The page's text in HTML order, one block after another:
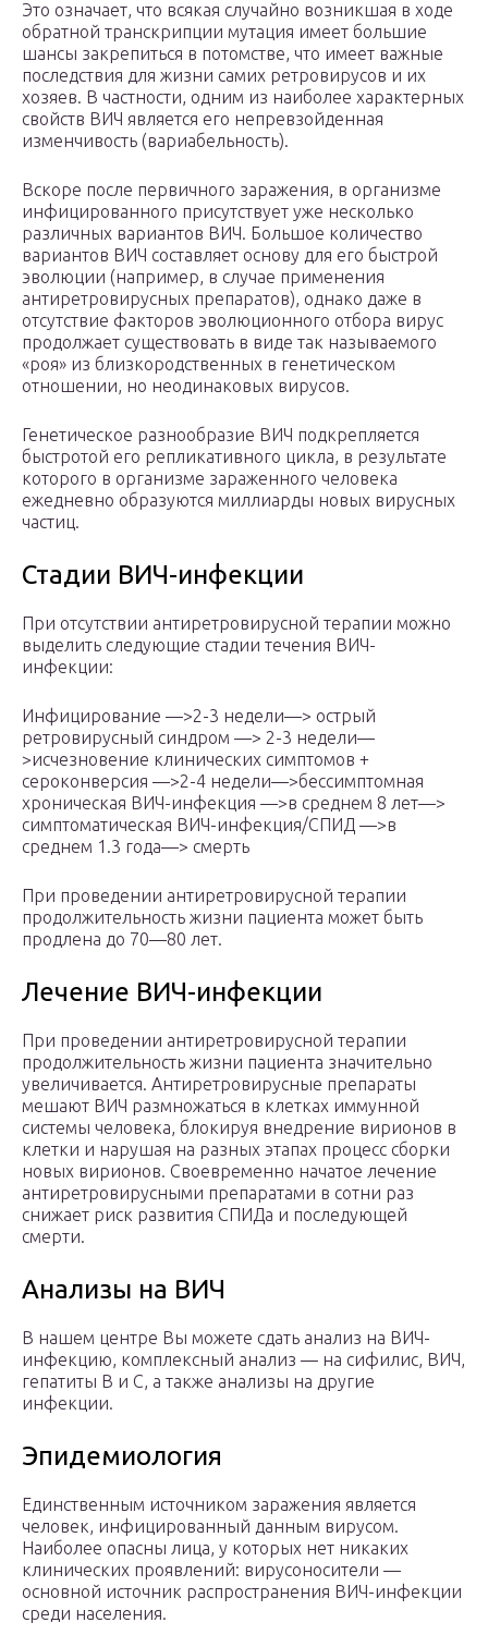
Это означает, что всякая случайно возникшая в ходе
обратной транскрипции мутация имеет большие
шансы закрепиться в потомстве, что имеет важные
последствия для жизни самих ретровирусов и их
хозяев. В частности, одним из наиболее характерных
свойств ВИЧ является его непревзойденная
изменчивость (вариабельность).
Вскоре после первичного заражения, в организме
инфицированного присутствует уже несколько
различных вариантов ВИЧ. Большое количество
вариантов ВИЧ составляет основу для его быстрой
эволюции (например, в случае применения
антиретровирусных препаратов), однако даже в
отсутствие факторов эволюционного отбора вирус
продолжает существовать в виде так называемого
«роя» из близкородственных в генетическом
отношении, но неодинаковых вирусов.
Генетическое разнообразие ВИЧ подкрепляется
быстротой его репликативного цикла, в результате
которого в организме зараженного человека
ежедневно образуются миллиарды новых вирусных
частиц.
Стадии ВИЧ-инфекции
При отсутствии антиретровирусной терапии можно
выделить следующие стадии течения ВИЧ-
инфекции:
Инфицирование —>2-3 недели—> острый
ретровирусный синдром —> 2-3 недели—
>исчезновение клинических симптомов +
сероконверсия —>2-4 недели—>бессимптомная
хроническая ВИЧ-инфекция —>в среднем 8 лет—>
симптоматическая ВИЧ-инфекция/СПИД —>в
среднем 1.3 года—> смерть
При проведении антиретровирусной терапии
продолжительность жизни пациента может быть
продлена до 70—80 лет.
Лечение ВИЧ-инфекции
При проведении антиретровирусной терапии
продолжительность жизни пациента значительно
увеличивается. Антиретровирусные препараты
мешают ВИЧ размножаться в клетках иммунной
системы человека, блокируя внедрение вирионов в
клетки и нарушая на разных этапах процесс сборки
новых вирионов. Своевременно начатое лечение
антиретровирусными препаратами в сотни раз
снижает риск развития СПИДа и последующей
смерти.
Анализы на ВИЧ
В нашем центре Вы можете сдать анализ на ВИЧ-
инфекцию, комплексный анализ — на сифилис, ВИЧ,
гепатиты В и С, а также анализы на другие
инфекции.
Эпидемиология
Единственным источником заражения является
человек, инфицированный данным вирусом.
Наиболее опасны лица, у которых нет никаких
клинических проявлений: вирусоносители —
основной источник распространения ВИЧ-инфекции
среди населения.